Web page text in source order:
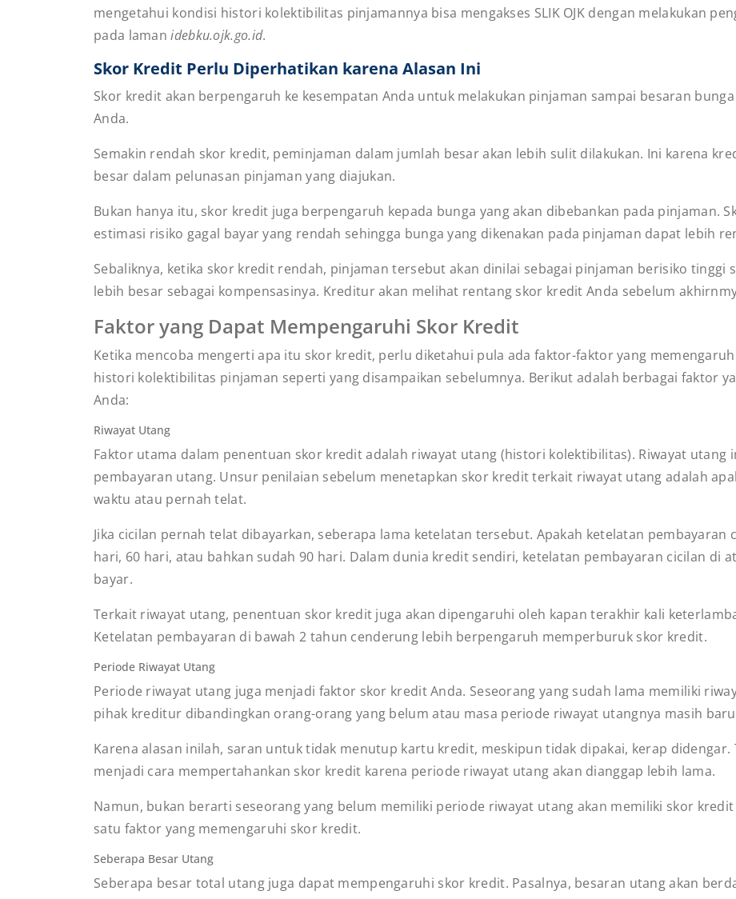
mengetahui kondisi histori kolektibilitas pinjamannya bisa mengakses SLIK OJK dengan melakukan
pada lamanidebku.ojk.go.id.
Skor Kredit Perlu Diperhatikan karena Alasan Ini
Skor kredit akan berpengaruh ke kesempatan Anda untuk melakukan pinjaman sampai besaran
Anda.
Semakin rendah skor kredit, peminjaman dalam jumlah besar akan lebih sulit dilakukan. Ini karena
besar dalam pelunasan pinjaman yang diajukan.
Bukan hanya itu, skor kredit juga berpengaruh kepada bunga yang akan dibebankan pada pinjaman.
estimasi risiko gagal bayar yang rendah sehingga bunga yang dikenakan pada pinjaman dapat lebih
Sebaliknya, ketika skor kredit rendah, pinjaman tersebut akan dinilai sebagai pinjaman berisiko tinggi
lebih besar sebagai kompensasinya. Kreditur akan melihat rentang skor kredit Anda sebelum
Faktor yang Dapat Mempengaruhi Skor Kredit
Ketika mencoba mengerti apa itu skor kredit, perlu diketahui pula ada faktor-faktor yang
histori kolektibilitas pinjaman seperti yang disampaikan sebelumnya. Berikut adalah berbagai faktor
Anda:
Riwayat Utang
Faktor utama dalam penentuan skor kredit adalah riwayat utang (histori kolektibilitas). Riwayat utang
pembayaran utang. Unsur penilaian sebelum menetapkan skor kredit terkait riwayat utang adalah
waktu atau pernah telat.
Jika cicilan pernah telat dibayarkan, seberapa lama ketelatan tersebut. Apakah ketelatan pembayaran
hari, 60 hari, atau bahkan sudah 90 hari. Dalam dunia kredit sendiri, ketelatan pembayaran cicilan di
bayar.
Terkait riwayat utang, penentuan skor kredit juga akan dipengaruhi oleh kapan terakhir kali
Ketelatan pembayaran di bawah 2 tahun cenderung lebih berpengaruh memperburuk skor kredit.
Periode Riwayat Utang
Periode riwayat utang juga menjadi faktor skor kredit Anda. Seseorang yang sudah lama memiliki
pihak kreditur dibandingkan orang-orang yang belum atau masa periode riwayat utangnya masih
Karena alasan inilah, saran untuk tidak menutup kartu kredit, meskipun tidak dipakai, kerap
menjadi cara mempertahankan skor kredit karena periode riwayat utang akan dianggap lebih lama.
Namun, bukan berarti seseorang yang belum memiliki periode riwayat utang akan memiliki skor
satu faktor yang memengaruhi skor kredit.
Seberapa Besar Utang
Seberapa besar total utang juga dapat mempengaruhi skor kredit. Pasalnya, besaran utang akan